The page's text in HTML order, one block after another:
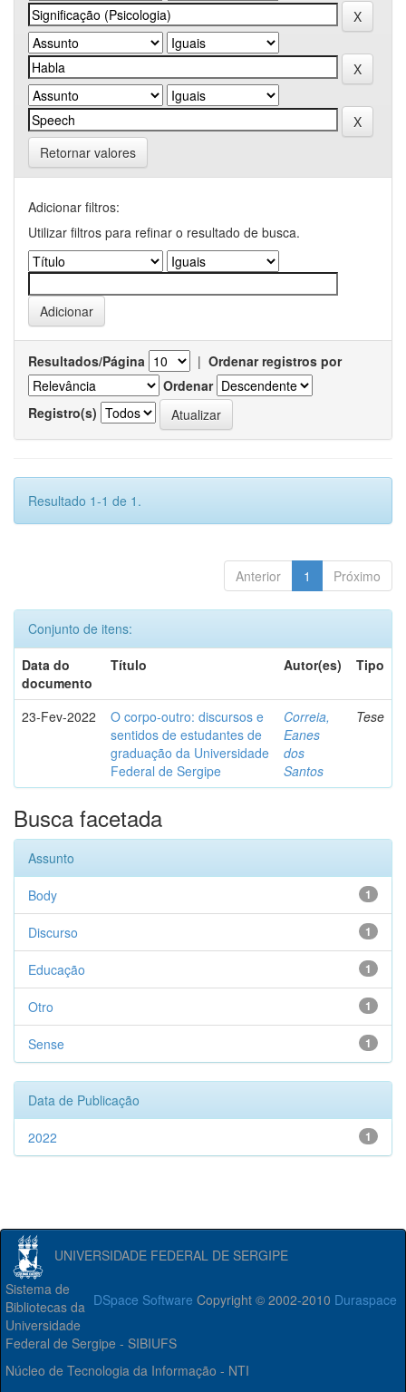
Retornar valores
Adicionar filtros:
Utilizar filtros para refinar o resultado de busca.
Resultados/Página | Ordenar registros por
Ordenar
Registro(s)
Resultado 1-1 de 1.
Anterior 1 Próximo
Conjunto de itens:
Data do
documento
Título Autor(es) Tipo
23-Fev-2022
O corpo-outro: discursos e
sentidos de estudantes de
graduação da Universidade
Federal de Sergipe
Correia,
Eanes
dos
Santos
Tese
Busca facetada
Assunto
1
Body
1
Discurso
1
Educação
1
Otro
1
Sense
Data de Publicação
1
2022
UNIVERSIDADE FEDERAL DE SERGIPE
DSpace Software Copyright © 2002-2010 Duraspace
Sistema de
Bibliotecas da
Universidade
Federal de Sergipe - SIBIUFS
Núcleo de Tecnologia da Informação - NTI